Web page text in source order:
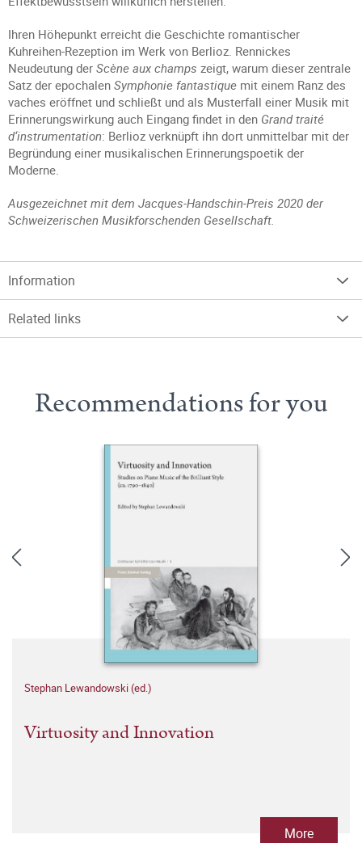
Ihren Höhepunkt erreicht die Geschichte romantischer
Kuhreihen-Rezeption im Werk von Berlioz. Rennickes
Neudeutung der Scène aux champs zeigt, warum dieser zentrale
Satz der epochalen Symphonie fantastique mit einem Ranz des
vaches eröffnet und schließt und als Musterfall einer Musik mit
Erinnerungswirkung auch Eingang findet in den Grand traité
d‘instrumentation: Berlioz verknüpft ihn dort unmittelbar mit der
Begründung einer musikalischen Erinnerungspoetik der
Moderne.
Ausgezeichnet mit dem Jacques-Handschin-Preis 2020 der
Schweizerischen Musikforschenden Gesellschaft.
Information
Related links
Recommendations for you
Stephan Lewandowski (ed.)
Virtuosity and Innovation
More